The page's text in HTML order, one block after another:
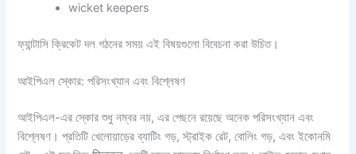
wicket keepers
ফ্যান্টাসি ক্রিকেট দল গঠনের সময় এই বিষয়গুলো বিবেচনা করা উচিত।
আইপিএল স্কোর: পরিসংখ্যান এবং বিশ্লেষণ
আইপিএল-এর স্কোর শুধু নম্বর নয়, এর পেছনে রয়েছে অনেক পরিসংখ্যান এবং
বিশ্লেষণ। প্রতিটি খেলোয়াড়ের ব্যাটিং গড়, স্ট্রাইক রেট, বোলিং গড়, এবং ইকোনমি